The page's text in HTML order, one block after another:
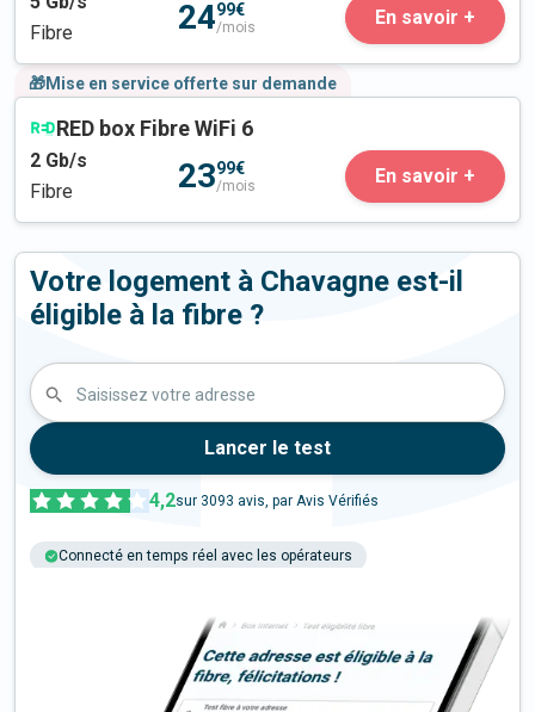
Fibre
2499€
/mois En savoir +
🎁Mise en service offerte sur demande
RED box Fibre WiFi 6
2 Gb/s
Fibre
2399€
/mois En savoir +
Votre logement à Chavagne est-il
éligible à la fibre ?
Saisissez votre adresse
Lancer le test
4,2sur 3093 avis, par Avis Vérifiés
Connecté en temps réel avec les opérateurs